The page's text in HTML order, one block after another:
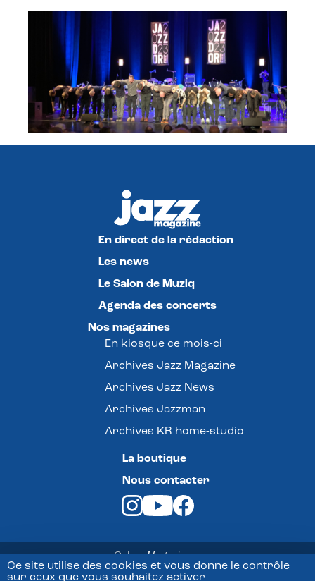
Ce site utilise des cookies et vous donne le contrôle
sur ceux que vous souhaitez activer
En direct de la rédaction
Les news
Le Salon de Muziq
Agenda des concerts
Nos magazines
En kiosque ce mois-ci
Archives Jazz Magazine
Archives Jazz News
Archives Jazzman
Archives KR home-studio
La boutique
Nous contacter
© Jazz Magazine -